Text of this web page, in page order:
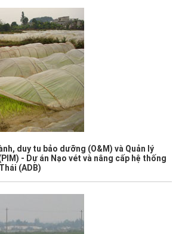
duy tu bảo dưỡng (O&M) và Quản lý
- Dự án Nạo vét và nâng cấp hệ thống
(ADB)